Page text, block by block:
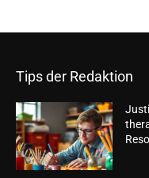
Tips der Redaktion